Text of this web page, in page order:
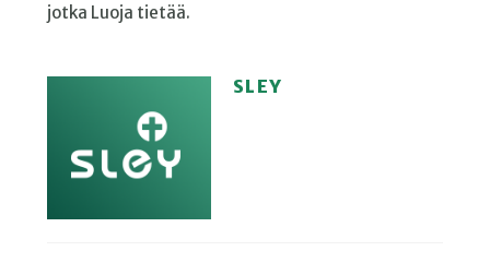
jotka Luoja tietää.
SLEY